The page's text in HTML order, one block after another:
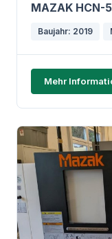
MAZAK HCN-
Baujahr: 2019
Mehr